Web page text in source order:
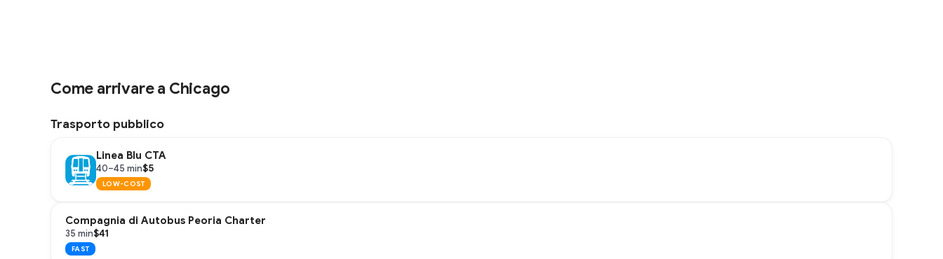
Come arrivare a Chicago
Trasporto pubblico
Linea Blu CTA
40–45 min$5
LOW-COST
Compagnia di Autobus Peoria Charter
35 min$41
FAST